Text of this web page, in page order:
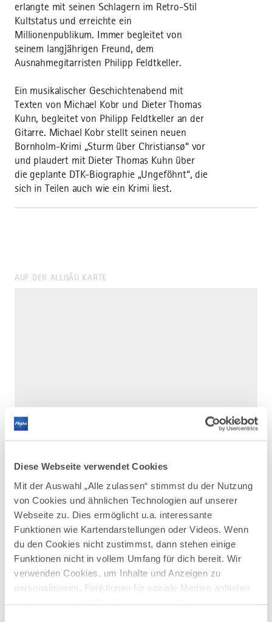
Diese Webseite verwendet Cookies
Mit der Auswahl „Alle zulassen“ stimmst du der Nutzung
von Cookies und ähnlichen Technologien auf unserer
Webseite zu. Dies ermöglicht u.a. interessante
Funktionen wie Kartendarstellungen oder Videos. Wenn
du den Cookies nicht zustimmst, dann stehen einige
Funktionen nicht in vollem Umfang für dich bereit. Wir
verwenden Cookies, um Inhalte und Anzeigen zu
personalisieren, Funktionen für soziale Medien anbieten
erlangte mit seinen Schlagern im Retro-Stil
Kultstatus und erreichte ein
Millionenpublikum. Immer begleitet von
seinem langjährigen Freund, dem
Ausnahmegitarristen Philipp Feldtkeller.
Ein musikalischer Geschichtenabend mit
Texten von Michael Kobr und Dieter Thomas
Kuhn, begleitet von Philipp Feldtkeller an der
Gitarre. Michael Kobr stellt seinen neuen
Bornholm-Krimi „Sturm über Christiansø“ vor
und plaudert mit Dieter Thomas Kuhn über
die geplante DTK-Biographie „Ungeföhnt“, die
sich in Teilen auch wie ein Krimi liest.
AUF DER ALLGÄU KARTE
DAZU PASSEND
Ähnliche
Veranstaltungen